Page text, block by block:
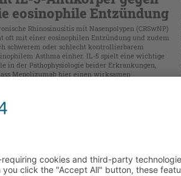
eosinophile Entzündung
Rhinosinusitis mit Nasenpolypen (CRSwNP)
oft mit einer eosinophilen Entzündung und zudem
schwerem oder schlecht kontrollierbarem
Asthma einher. IL-5 spielt eine wichtige
in der Pathophysiologie beider Erkrankungen,
Mepolizumab hier einen wirksamen